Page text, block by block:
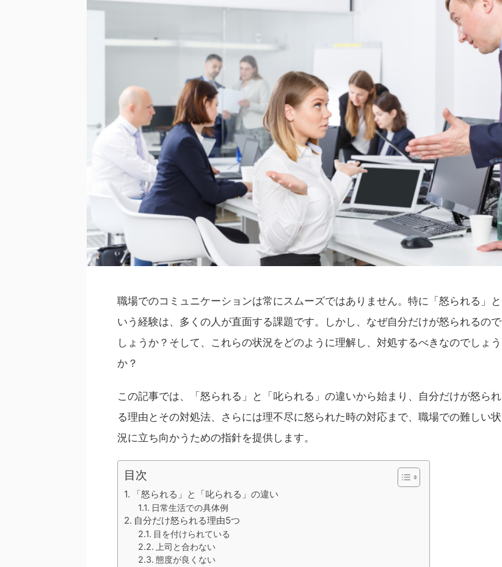
職場でのコミュニケーションは常にスムーズではありません。特に「怒られる」と
いう経験は、多くの人が直面する課題です。しかし、なぜ自分だけが怒られるので
しょうか？そして、これらの状況をどのように理解し、対処するべきなのでしょう
か？
この記事では、「怒られる」と「叱られる」の違いから始まり、自分だけが怒られ
る理由とその対処法、さらには理不尽に怒られた時の対応まで、職場での難しい状
況に立ち向かうための指針を提供します。
目次
「怒られる」と「叱られる」の違い
日常生活での具体例
自分だけ怒られる理由5つ
目を付けられている
上司と合わない
態度が良くない